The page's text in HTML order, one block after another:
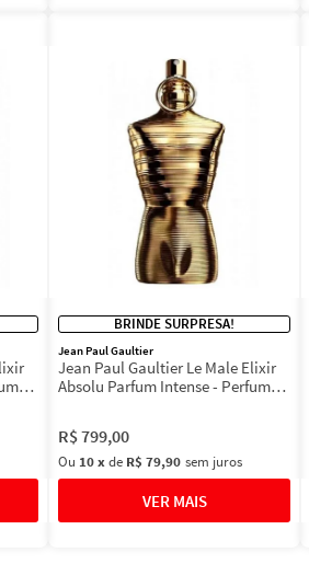
BRINDE SURPRESA!
Jean Paul Gaultier
Jean Paul Gaultier Le Male Elixir
Absolu Parfum Intense - Perfume
R$799,00
Ou 10xde R$ 79,90 sem juros